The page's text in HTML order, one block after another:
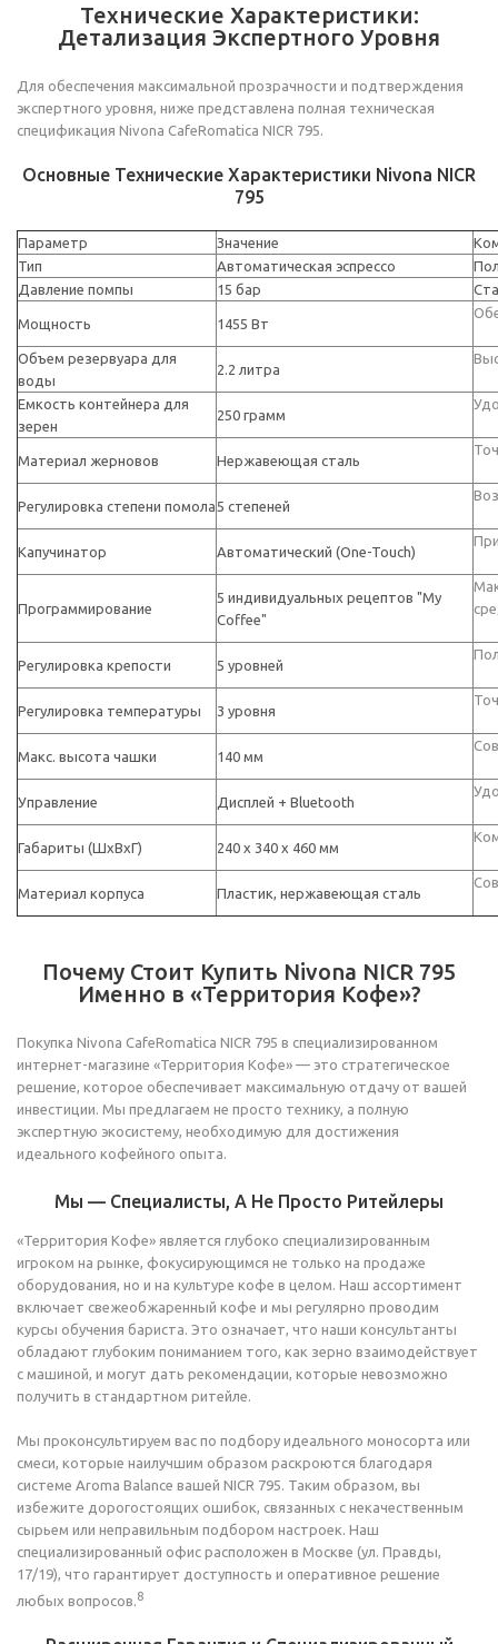
Технические Характеристики:
Детализация Экспертного Уровня
Для обеспечения максимальной прозрачности и подтверждения
экспертного уровня, ниже представлена полная техническая
спецификация Nivona CafeRomatica NICR 795.
Основные Технические Характеристики Nivona NICR
795
Параметр Значение
Тип
Автоматическая эспрессо
Давление помпы
15 бар
Мощность 1455 Вт
Объем резервуара для
воды
2.2 литра
Емкость контейнера для
зерен
250 грамм
Материал жерновов Нержавеющая сталь
Регулировка степени помола5 степеней
Капучинатор Автоматический (One-Touch)
Программирование
5 индивидуальных рецептов "My
Coffee"
Регулировка крепости 5 уровней
Регулировка температуры 3 уровня
Макс. высота чашки 140 мм
Управление Дисплей + Bluetooth
Габариты (ШхВхГ) 240 x 340 x 460 мм
Материал корпуса Пластик, нержавеющая сталь
Почему Стоит Купить Nivona NICR 795
Именно в «Территория Кофе»?
Покупка Nivona CafeRomatica NICR 795 в специализированном
интернет-магазине «Территория Кофе» — это стратегическое
решение, которое обеспечивает максимальную отдачу от вашей
инвестиции. Мы предлагаем не просто технику, а полную
экспертную экосистему, необходимую для достижения
идеального кофейного опыта.
Мы — Специалисты, А Не Просто Ритейлеры
«Территория Кофе» является глубоко специализированным
игроком на рынке, фокусирующимся не только на продаже
оборудования, но и на культуре кофе в целом. Наш ассортимент
включает свежеобжаренный кофе и мы регулярно проводим
курсы обучения бариста. Это означает, что наши консультанты
обладают глубоким пониманием того, как зерно взаимодействует
с машиной, и могут дать рекомендации, которые невозможно
получить в стандартном ритейле.
Мы проконсультируем вас по подбору идеального моносорта или
смеси, которые наилучшим образом раскроются благодаря
системе Aroma Balance вашей NICR 795. Таким образом, вы
избежите дорогостоящих ошибок, связанных с некачественным
сырьем или неправильным подбором настроек. Наш
специализированный офис расположен в Москве (ул. Правды,
17/19), что гарантирует доступность и оперативное решение
любых вопросов.8